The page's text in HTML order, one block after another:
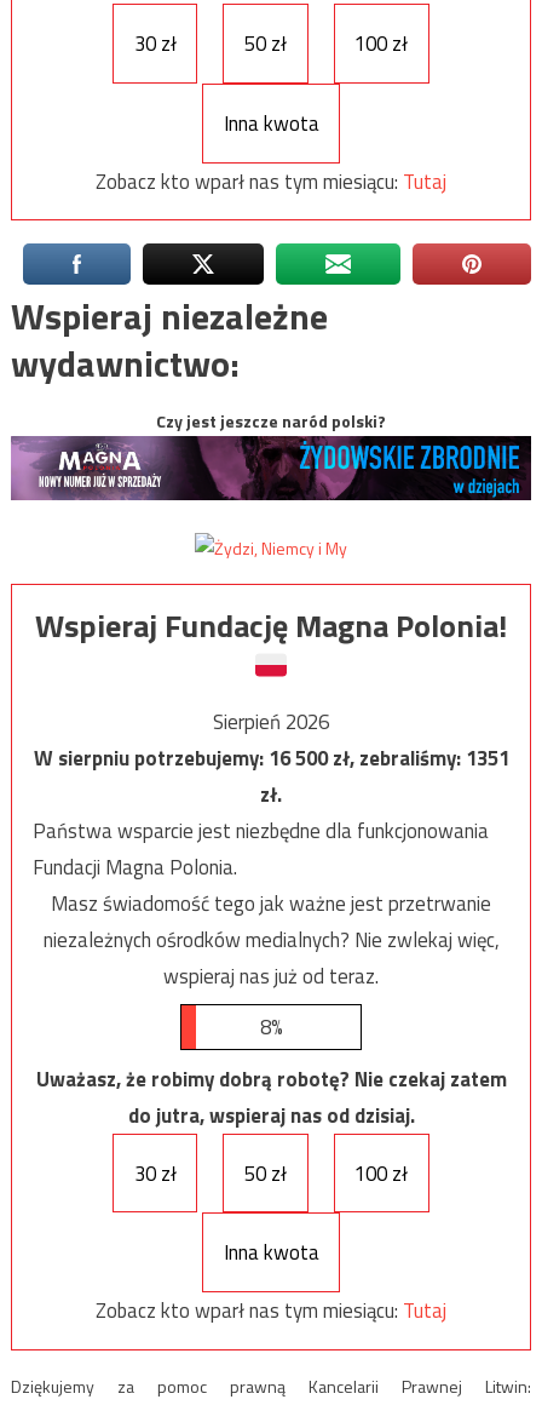
30 zł 50 zł 100 zł
Inna kwota
Zobacz kto wparł nas tym miesiącu: Tutaj
Wspieraj niezależne
wydawnictwo:
Czy jest jeszcze naród polski?
Wspieraj Fundację Magna Polonia!
Sierpień 2026
W sierpniu potrzebujemy:16 500zł, zebraliśmy:1351
zł.
Państwa wsparcie jest niezbędne dla funkcjonowania
Fundacji Magna Polonia.
Masz świadomość tego jak ważne jest przetrwanie
niezależnych ośrodków medialnych? Nie zwlekaj więc,
wspieraj nas już od teraz.
8%
Uważasz, że robimy dobrą robotę? Nie czekaj zatem
do jutra, wspieraj nas od dzisiaj.
30 zł
50 zł 100 zł
Inna kwota
Zobacz kto wparł nas tym miesiącu: Tutaj
Dziękujemy za pomoc prawną Kancelarii Prawnej Litwin: